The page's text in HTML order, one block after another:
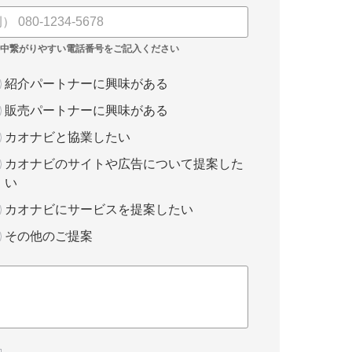
紹介パートナーに興味がある
販売パートナーに興味がある
カオナビと協業したい
カオナビのサイトや広告について提案した
い
カオナビにサービスを提案したい
その他のご提案